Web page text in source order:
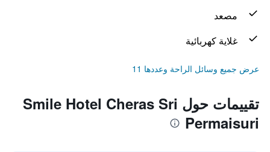
مصعد
غلاية كهربائية
عرض جميع وسائل الراحة وعددها 11
تقييمات حول Smile Hotel Cheras Sri
Permaisuri